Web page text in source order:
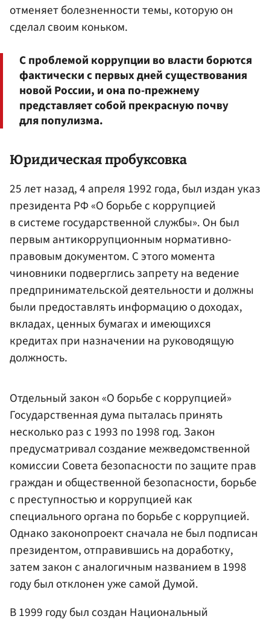
отменяет болезненности темы, которую он
сделал своим коньком.
С проблемой коррупции во власти борются
фактически с первых дней существования
новой России, и она по-прежнему
представляет собой прекрасную почву
для популизма.
Юридическая пробуксовка
25 лет назад, 4 апреля 1992 года, был издан указ
президента РФ «О борьбе с коррупцией
в системе государственной службы». Он был
первым антикоррупционным нормативно-
правовым документом. С этого момента
чиновники подверглись запрету на ведение
предпринимательской деятельности и должны
были предоставлять информацию о доходах,
вкладах, ценных бумагах и имеющихся
кредитах при назначении на руководящую
должность.
Отдельный закон «О борьбе с коррупцией»
Государственная дума пыталась принять
несколько раз с 1993 по 1998 год. Закон
предусматривал создание межведомственной
комиссии Совета безопасности по защите прав
граждан и общественной безопасности, борьбе
с преступностью и коррупцией как
специального органа по борьбе с коррупцией.
Однако законопроект сначала не был подписан
президентом, отправившись на доработку,
затем закон с аналогичным названием в 1998
году был отклонен уже самой Думой.
В 1999 году был создан Национальный